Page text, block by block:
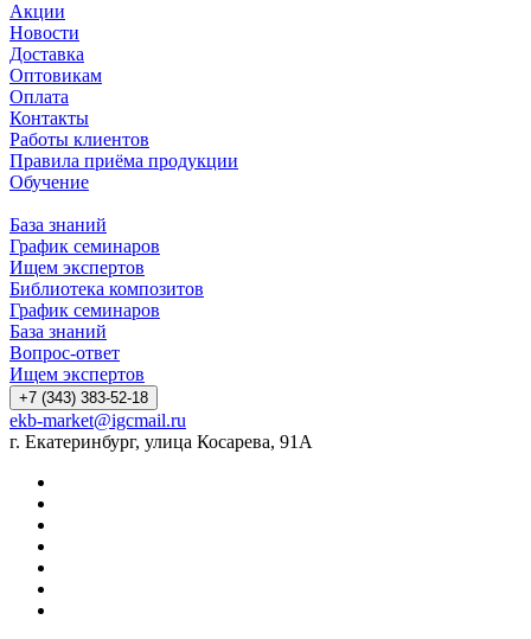
Акции
Новости
Доставка
Оптовикам
Оплата
Контакты
Работы клиентов
Правила приёма продукции
Обучение
База знаний
График семинаров
Ищем экспертов
Библиотека композитов
График семинаров
База знаний
Вопрос-ответ
Ищем экспертов
+7 (343) 383-52-18
ekb-market@igcmail.ru
г. Екатеринбург, улица Косарева, 91А